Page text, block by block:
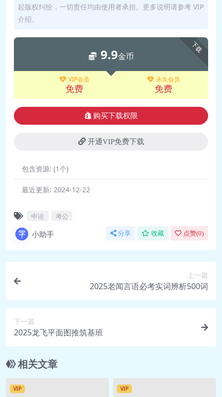
起版权纠纷，一切责任均由使用者承担。更多说明请参考 VIP
介绍。
下载
9.9金币
VIP会员
免费
永久会员
免费
购买下载权限
开通VIP免费下载
包含资源: (1个)
最近更新: 2024-12-22
申论 考公
小助手 分享 收藏 点赞(0)
上一篇
2025老闻言语必考实词辨析500词
下一篇
2025龙飞平面图推筑基班
相关文章
VIP VIP